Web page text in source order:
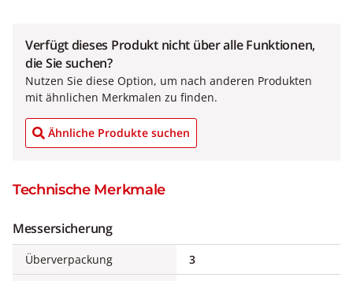
Verfügt dieses Produkt nicht über alle Funktionen,
die Sie suchen?
Nutzen Sie diese Option, um nach anderen Produkten
mit ähnlichen Merkmalen zu finden.
Ähnliche Produkte suchen
Technische Merkmale
Messersicherung
Überverpackung
3